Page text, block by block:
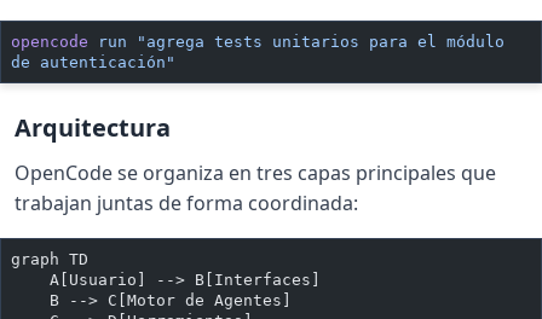
opencode run "agrega tests unitarios para el módulo
de autenticación"
Arquitectura
OpenCode se organiza en tres capas principales que
trabajan juntas de forma coordinada:
graph TD
    A[Usuario] --> B[Interfaces]
    B --> C[Motor de Agentes]